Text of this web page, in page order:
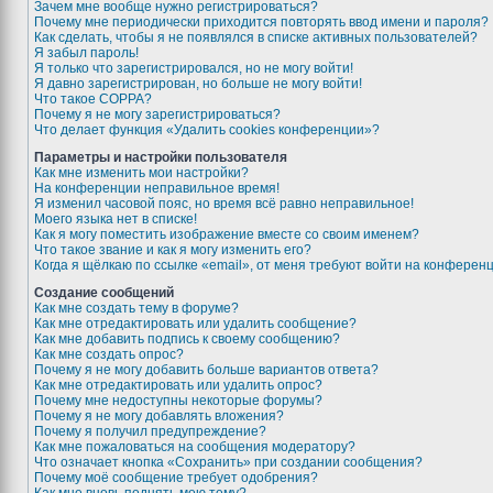
Зачем мне вообще нужно регистрироваться?
Почему мне периодически приходится повторять ввод имени и пароля?
Как сделать, чтобы я не появлялся в списке активных пользователей?
Я забыл пароль!
Я только что зарегистрировался, но не могу войти!
Я давно зарегистрирован, но больше не могу войти!
Что такое COPPA?
Почему я не могу зарегистрироваться?
Что делает функция «Удалить cookies конференции»?
Параметры и настройки пользователя
Как мне изменить мои настройки?
На конференции неправильное время!
Я изменил часовой пояс, но время всё равно неправильное!
Моего языка нет в списке!
Как я могу поместить изображение вместе со своим именем?
Что такое звание и как я могу изменить его?
Когда я щёлкаю по ссылке «email», от меня требуют войти на
Создание сообщений
Как мне создать тему в форуме?
Как мне отредактировать или удалить сообщение?
Как мне добавить подпись к своему сообщению?
Как мне создать опрос?
Почему я не могу добавить больше вариантов ответа?
Как мне отредактировать или удалить опрос?
Почему мне недоступны некоторые форумы?
Почему я не могу добавлять вложения?
Почему я получил предупреждение?
Как мне пожаловаться на сообщения модератору?
Что означает кнопка «Сохранить» при создании сообщения?
Почему моё сообщение требует одобрения?